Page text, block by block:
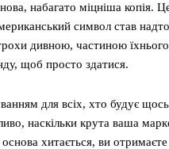
нова, набагато міцніша копія.
символ став надто
дивною, частиною їхнього
щоб просто здатися.
для всіх, хто будує щось
наскільки крута ваша
хитається, ви